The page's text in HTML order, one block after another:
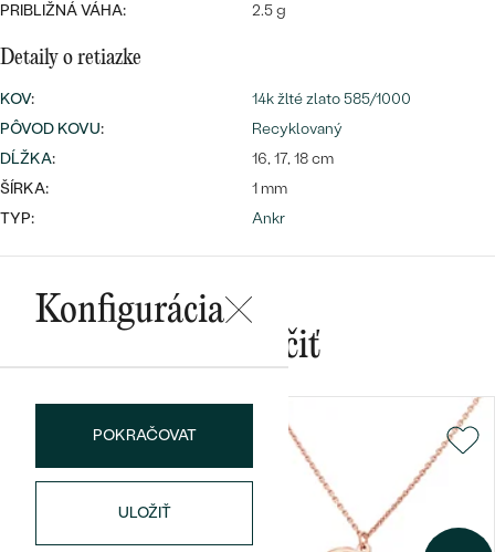
Bestsellery
PRIBLIŽNÁ VÁHA:
2.5 g
Detaily o retiazke
KOV:
14k žlté zlato 585/1000
PÔVOD KOVU:
Recyklovaný
DĹŽKA:
16, 17, 18 cm
ŠÍRKA:
1 mm
TYP:
Ankr
Konfigurácia
POKRAČOVAT
ULOŽIŤ
Mohlo by sa vám páčiť